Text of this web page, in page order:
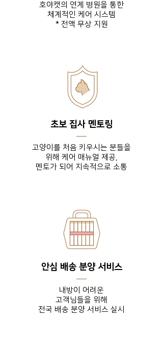
호야캣의 연계 병원을 통한
체계적인 케어 시스템
* 전액 무상 지원
초보 집사 멘토링
고양이를 처음 키우시는 분들을
위해 케어 매뉴얼 제공,
​멘토가 되어 지속적으로 소통
안심 배송 분양 서비스
내방이 어려운
고객님들을 위해
전국 배송 분양 서비스 실시